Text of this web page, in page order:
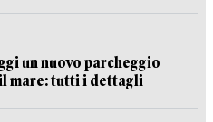
un nuovo parcheggio
mare: tutti i dettagli